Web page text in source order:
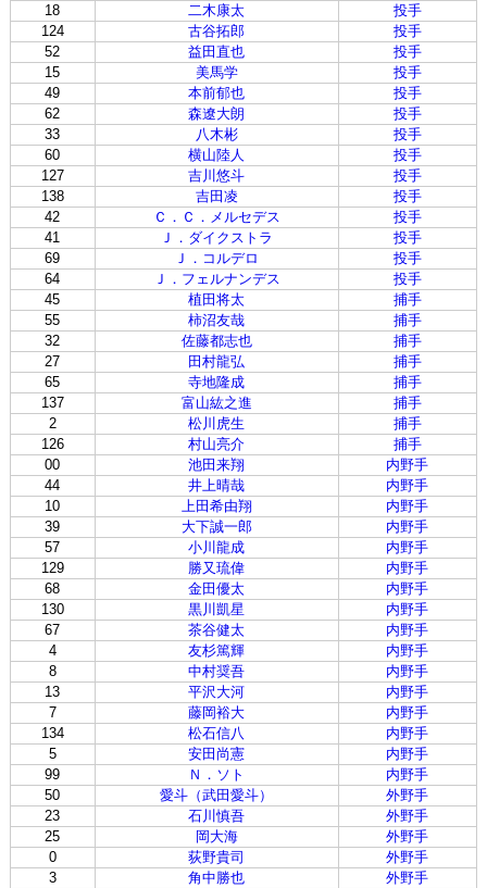
18
二木康太
投手
124
古谷拓郎
投手
52
益田直也
投手
15
美馬学
投手
49
本前郁也
投手
62
森遼大朗
投手
33
八木彬
投手
60
横山陸人
投手
127
吉川悠斗
投手
138
吉田凌
投手
42
Ｃ．Ｃ．メルセデス
投手
41
Ｊ．ダイクストラ
投手
69
Ｊ．コルデロ
投手
64
Ｊ．フェルナンデス
投手
45
植田将太
捕手
55
柿沼友哉
捕手
32
佐藤都志也
捕手
27
田村龍弘
捕手
65
寺地隆成
捕手
137
富山紘之進
捕手
2
松川虎生
捕手
126
村山亮介
捕手
00
池田来翔
内野手
44
井上晴哉
内野手
10
上田希由翔
内野手
39
大下誠一郎
内野手
57
小川龍成
内野手
129
勝又琉偉
内野手
68
金田優太
内野手
130
黒川凱星
内野手
67
茶谷健太
内野手
4
友杉篤輝
内野手
8
中村奨吾
内野手
13
平沢大河
内野手
7
藤岡裕大
内野手
134
松石信八
内野手
5
安田尚憲
内野手
99
Ｎ．ソト
内野手
50
愛斗（武田愛斗）
外野手
23
石川慎吾
外野手
25
岡大海
外野手
0
荻野貴司
外野手
3
角中勝也
外野手